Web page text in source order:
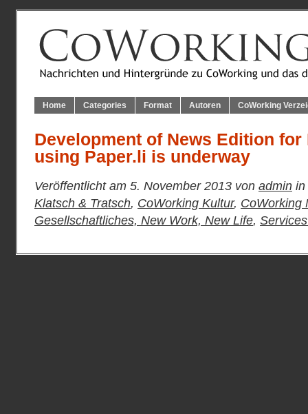
Home Categories Format Autoren CoWorking
Development of News Edition
using Paper.li is underway
Veröffentlicht am 5. November 2013 von admin
Klatsch & Tratsch, CoWorking Kultur, CoWorking
Gesellschaftliches, New Work, New Life,